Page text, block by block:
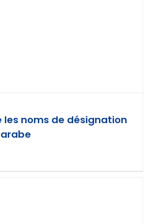
les noms de désignation